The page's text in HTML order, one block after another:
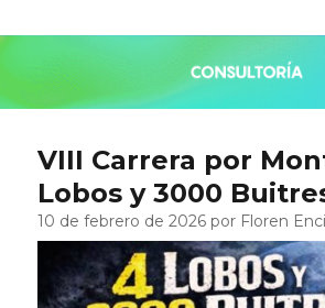
VIII Carrera por
Lobos y 3000
10 de febrero de 2026 por Floren